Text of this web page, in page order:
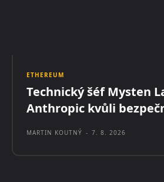
ETHEREUM
Technický šéf Mysten
Anthropic kvůli
MARTIN KOUTNÝ - 7. 8. 2026